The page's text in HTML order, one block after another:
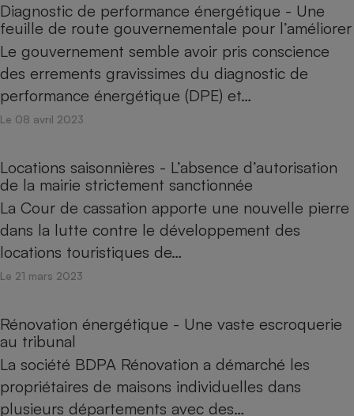
Diagnostic de performance énergétique - Une
feuille de route gouvernementale pour l’améliorer
Le gouvernement semble avoir pris conscience
des errements gravissimes du diagnostic de
performance énergétique (DPE) et…
Le 08 avril 2023
Locations saisonnières - L’absence d’autorisation
de la mairie strictement sanctionnée
La Cour de cassation apporte une nouvelle pierre
dans la lutte contre le développement des
locations touristiques de…
Le 21 mars 2023
Rénovation énergétique - Une vaste escroquerie
au tribunal
La société BDPA Rénovation a démarché les
propriétaires de maisons individuelles dans
plusieurs départements avec des…
Plaque de cuisson à
induction
Climatiseur -
Cafetière à expressos
Téléphone mobile -
Smartphone
Antivirus